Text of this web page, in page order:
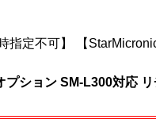
指定不可】 【
プション SM-L300対応